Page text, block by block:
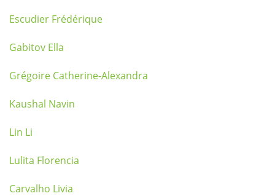
Escudier Frédérique
Gabitov Ella
Grégoire Catherine-Alexandra
Kaushal Navin
Lin Li
Lulita Florencia
Carvalho Livia